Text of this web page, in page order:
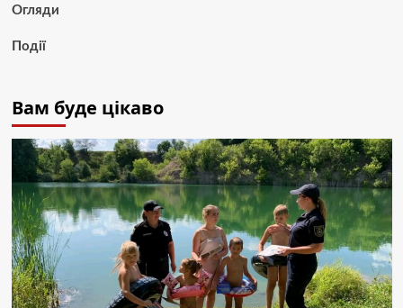
Огляди
Події
Вам буде цікаво